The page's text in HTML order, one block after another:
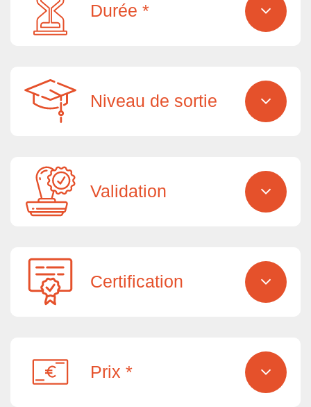
Durée *
Niveau de sortie
Validation
Certification
Prix *